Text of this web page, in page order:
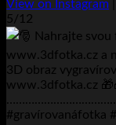
View on Instagram
5/12